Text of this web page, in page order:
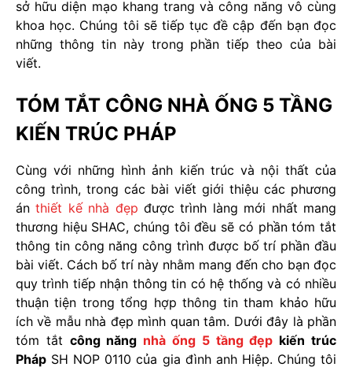
sở hữu diện mạo khang trang và công năng vô cùng
khoa học. Chúng tôi sẽ tiếp tục đề cập đến bạn đọc
những thông tin này trong phần tiếp theo của bài
viết.
TÓM TẮT CÔNG NHÀ ỐNG 5 TẦNG
KIẾN TRÚC PHÁP
Cùng với những hình ảnh kiến trúc và nội thất của
công trình, trong các bài viết giới thiệu các phương
ánthiết kế nhà đẹp được trình làng mới nhất mang
thương hiệu SHAC, chúng tôi đều sẽ có phần tóm tắt
thông tin công năng công trình được bố trí phần đầu
bài viết. Cách bố trí này nhằm mang đến cho bạn đọc
quy trình tiếp nhận thông tin có hệ thống và có nhiều
thuận tiện trong tổng hợp thông tin tham khảo hữu
ích về mẫu nhà đẹp mình quan tâm. Dưới đây là phần
tóm tắt công năng nhà ống 5 tầng đẹp kiến trúc
Pháp SH NOP 0110 của gia đình anh Hiệp. Chúng tôi